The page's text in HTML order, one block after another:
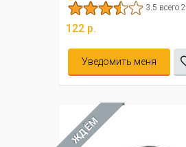
3.5 всего 2
122 р.
Уведомить меня
ЖДЁМ